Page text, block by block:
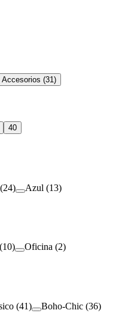
Accesorios (31 )
40
(24) Azul (13)
(10) Oficina (2)
(41) Boho-Chic (36)